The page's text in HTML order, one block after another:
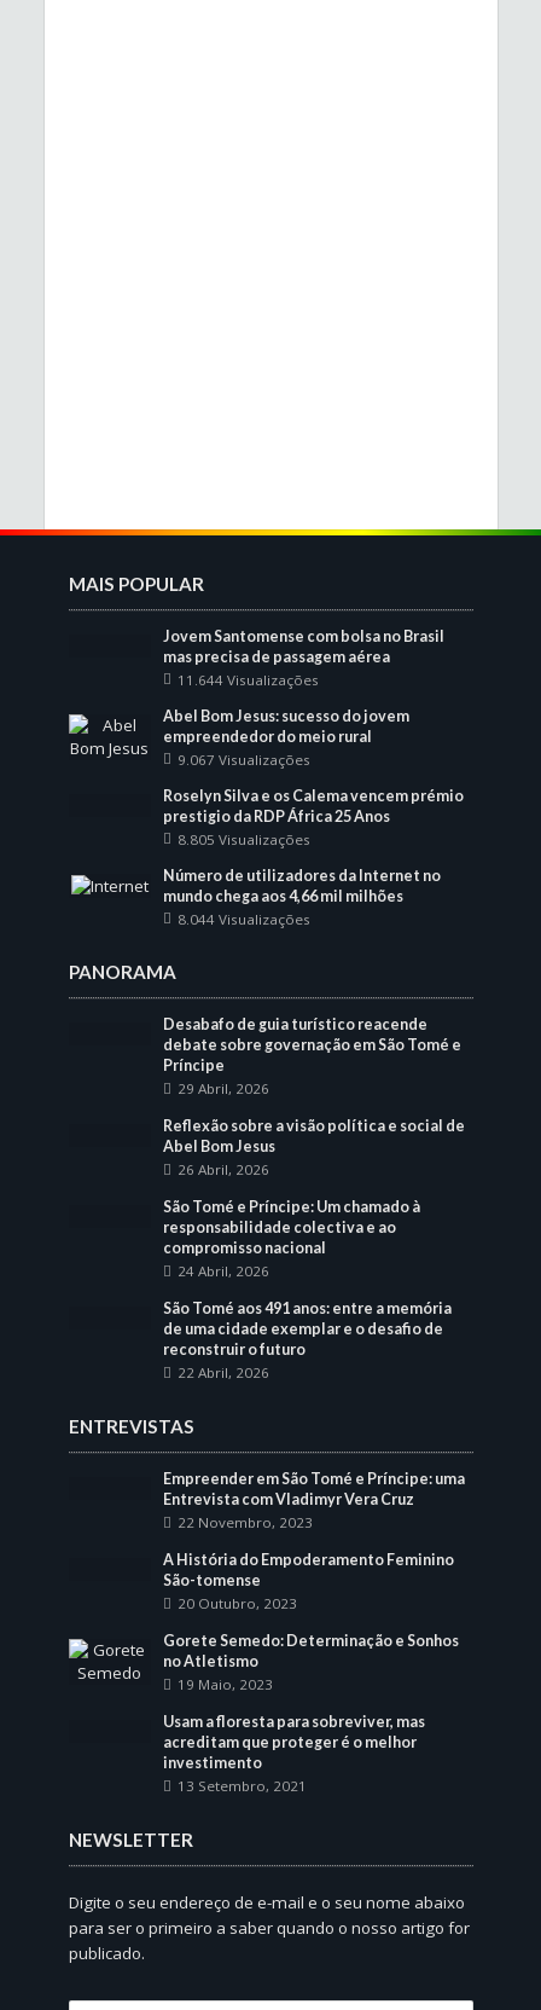
MAIS POPULAR
Jovem Santomense com bolsa no Brasil
mas precisa de passagem aérea
11.644 Visualizações
Abel Bom Jesus: sucesso do jovem
empreendedor do meio rural
9.067 Visualizações
Roselyn Silva e os Calema vencem prémio
prestigio da RDP África 25 Anos
8.805 Visualizações
Número de utilizadores da Internet no
mundo chega aos 4,66 mil milhões
8.044 Visualizações
PANORAMA
Desabafo de guia turístico reacende
debate sobre governação em São Tomé e
Príncipe
29 Abril, 2026
Reflexão sobre a visão política e social de
Abel Bom Jesus
26 Abril, 2026
São Tomé e Príncipe: Um chamado à
responsabilidade colectiva e ao
compromisso nacional
24 Abril, 2026
São Tomé aos 491 anos: entre a memória
de uma cidade exemplar e o desafio de
reconstruir o futuro
22 Abril, 2026
ENTREVISTAS
Empreender em São Tomé e Príncipe: uma
Entrevista com Vladimyr Vera Cruz
22 Novembro, 2023
A História do Empoderamento Feminino
São-tomense
20 Outubro, 2023
Gorete Semedo: Determinação e Sonhos
no Atletismo
19 Maio, 2023
Usam a floresta para sobreviver, mas
acreditam que proteger é o melhor
investimento
13 Setembro, 2021
NEWSLETTER
Digite o seu endereço de e-mail e o seu nome abaixo
para ser o primeiro a saber quando o nosso artigo for
publicado.